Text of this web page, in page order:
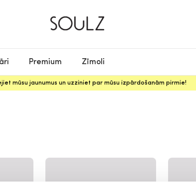
Premium Zīmoli
mūsu jaunumus un uzziniet par mūsu izpārdošanām pirmie!